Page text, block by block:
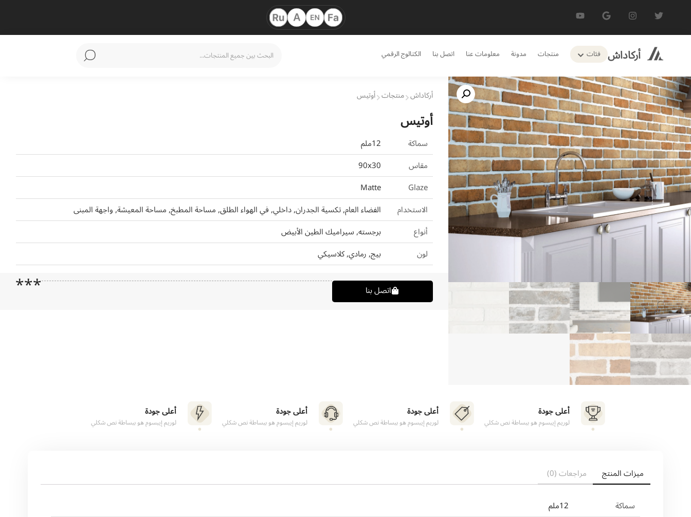
أركاداش فئات منتجات مدونة معلومات عنا اتصل بنا الكتالوج الرقمي
أركاداش منتجات أوتيس
أوتيس
سماكة
12ملم
مقاس
90x30
Glaze
Matte
الاستخدام
الفضاء العام, تكسية الجدران, داخلي, في الهواء الطلق, مساحة المطبخ, مساحة المعيشة, واجهة المبنى
أنواع
برجسته, سيراميك الطين الأبيض
لون
بيج, رمادي, كلاسيكي
اتصل بنا ***
أعلى جودة
لوريم إيبسوم هو ببساطة نص شكلي
أعلى جودة
لوريم إيبسوم هو ببساطة نص شكلي
أعلى جودة
لوريم إيبسوم هو ببساطة نص شكلي
أعلى جودة
لوريم إيبسوم هو ببساطة نص شكلي
ميزات المنتج
مراجعات (0)
سماكة
12ملم